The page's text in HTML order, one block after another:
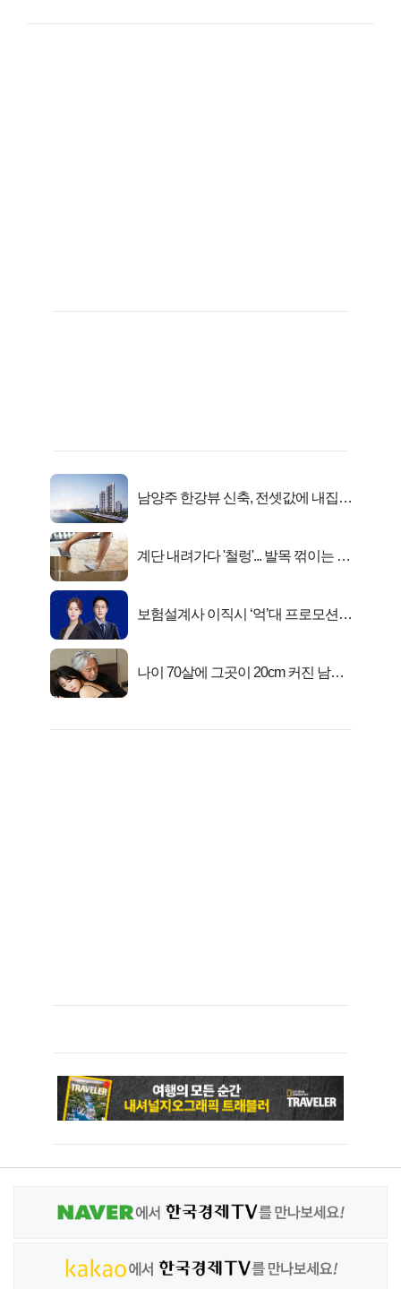
남양주 한강뷰 신축, 전셋값에 내집마
계단 내려가다 '철렁'... 발목 꺾이는 이
보험설계사 이직시 ‘억’대 프로모션!
나이 70살에 그곳이 20cm 커진 남자..